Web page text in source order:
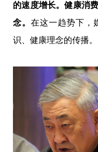
的速度增长。健康消
念。在这一趋势下，
识、健康理念的传播。